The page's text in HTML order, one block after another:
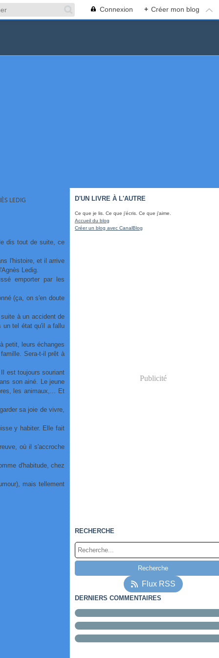
Connexion + Créer mon blog
LEDIG
dis tout de suite, ce
l'histoire, et il arrive
Ledig.
emporter par les
(ça, on s'en doute
à un accident de
un tel état qu'il a fallu
petit, leurs échanges
Sera-t-il prêt à
est toujours souriant
son ainé. Le jeune
les animaux,... Et
sa joie de vivre,
y habiter. Elle fait
où il s'accroche
d'habitude, chez
mais tellement
D'UN LIVRE À L'AUTRE
Ce que je lis. Ce que j'écris. Ce que j'aime.
Accueil du blog
Créer un blog avec CanalBlog
Publicité
RECHERCHE
Flux RSS
DERNIERS COMMENTAIRES